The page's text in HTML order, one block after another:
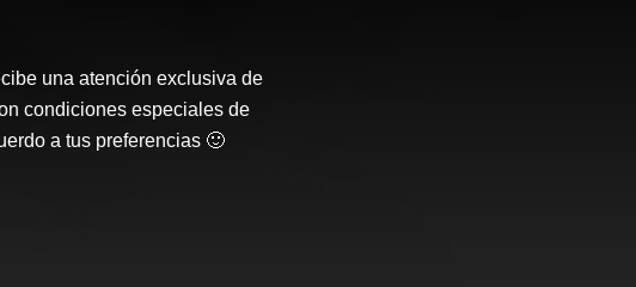
una atención exclusiva de
condiciones especiales de
a tus preferencias 🙂